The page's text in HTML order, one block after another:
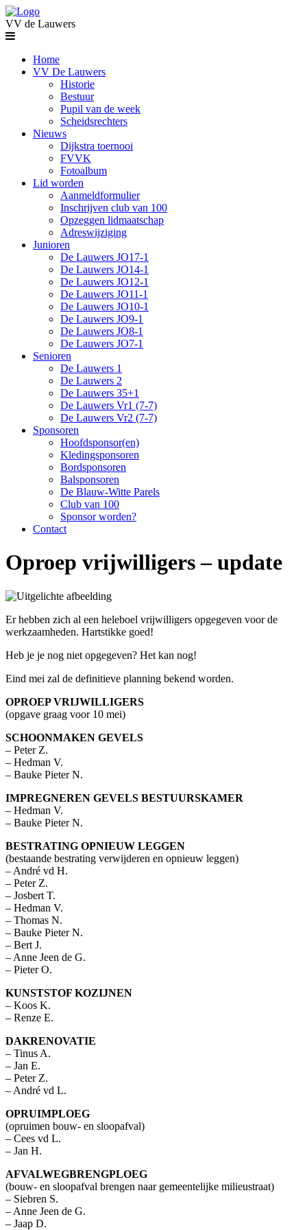
VV de Lauwers
Home
VV De Lauwers
Historie
Bestuur
Pupil van de week
Scheidsrechters
Nieuws
Dijkstra toernooi
FVVK
Fotoalbum
Lid worden
Aanmeldformulier
Inschrijven club van 100
Opzeggen lidmaatschap
Adreswijziging
Junioren
De Lauwers JO17-1
De Lauwers JO14-1
De Lauwers JO12-1
De Lauwers JO11-1
De Lauwers JO10-1
De Lauwers JO9-1
De Lauwers JO8-1
De Lauwers JO7-1
Senioren
De Lauwers 1
De Lauwers 2
De Lauwers 35+1
De Lauwers Vr1 (7-7)
De Lauwers Vr2 (7-7)
Sponsoren
Hoofdsponsor(en)
Kledingsponsoren
Bordsponsoren
Balsponsoren
De Blauw-Witte Parels
Club van 100
Sponsor worden?
Contact
Oproep vrijwilligers – update
Er hebben zich al een heleboel vrijwilligers opgegeven voor de
werkzaamheden. Hartstikke goed!
Heb je je nog niet opgegeven? Het kan nog!
Eind mei zal de definitieve planning bekend worden.
OPROEP VRIJWILLIGERS
(opgave graag voor 10 mei)
SCHOONMAKEN GEVELS
– Peter Z.
– Hedman V.
– Bauke Pieter N.
IMPREGNEREN GEVELS BESTUURSKAMER
– Hedman V.
– Bauke Pieter N.
BESTRATING OPNIEUW LEGGEN
(bestaande bestrating verwijderen en opnieuw leggen)
– André vd H.
– Peter Z.
– Josbert T.
– Hedman V.
– Thomas N.
– Bauke Pieter N.
– Bert J.
– Anne Jeen de G.
– Pieter O.
KUNSTSTOF KOZIJNEN
– Koos K.
– Renze E.
DAKRENOVATIE
– Tinus A.
– Jan E.
– Peter Z.
– André vd L.
OPRUIMPLOEG
(opruimen bouw- en sloopafval)
– Cees vd L.
– Jan H.
AFVALWEGBRENGPLOEG
(bouw- en sloopafval brengen naar gemeentelijke milieustraat)
– Siebren S.
– Anne Jeen de G.
– Jaap D.